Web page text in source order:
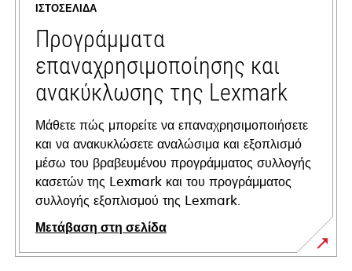
new
tab
ΙΣΤΟΣΕΛΊΔΑ
Προγράμματα
επαναχρησιμοποίησης και
ανακύκλωσης της Lexmark
Μάθετε πώς μπορείτε να επαναχρησιμοποιήσετε
και να ανακυκλώσετε αναλώσιμα και εξοπλισμό
μέσω του βραβευμένου προγράμματος συλλογής
κασετών της Lexmark και του προγράμματος
συλλογής εξοπλισμού της Lexmark.
Μετάβαση στη σελίδα